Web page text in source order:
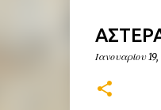
Ιανουαρίου